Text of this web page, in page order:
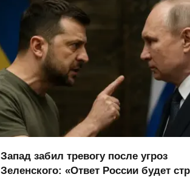
Запад забил тревогу после угроз
Зеленского: «Ответ России будет